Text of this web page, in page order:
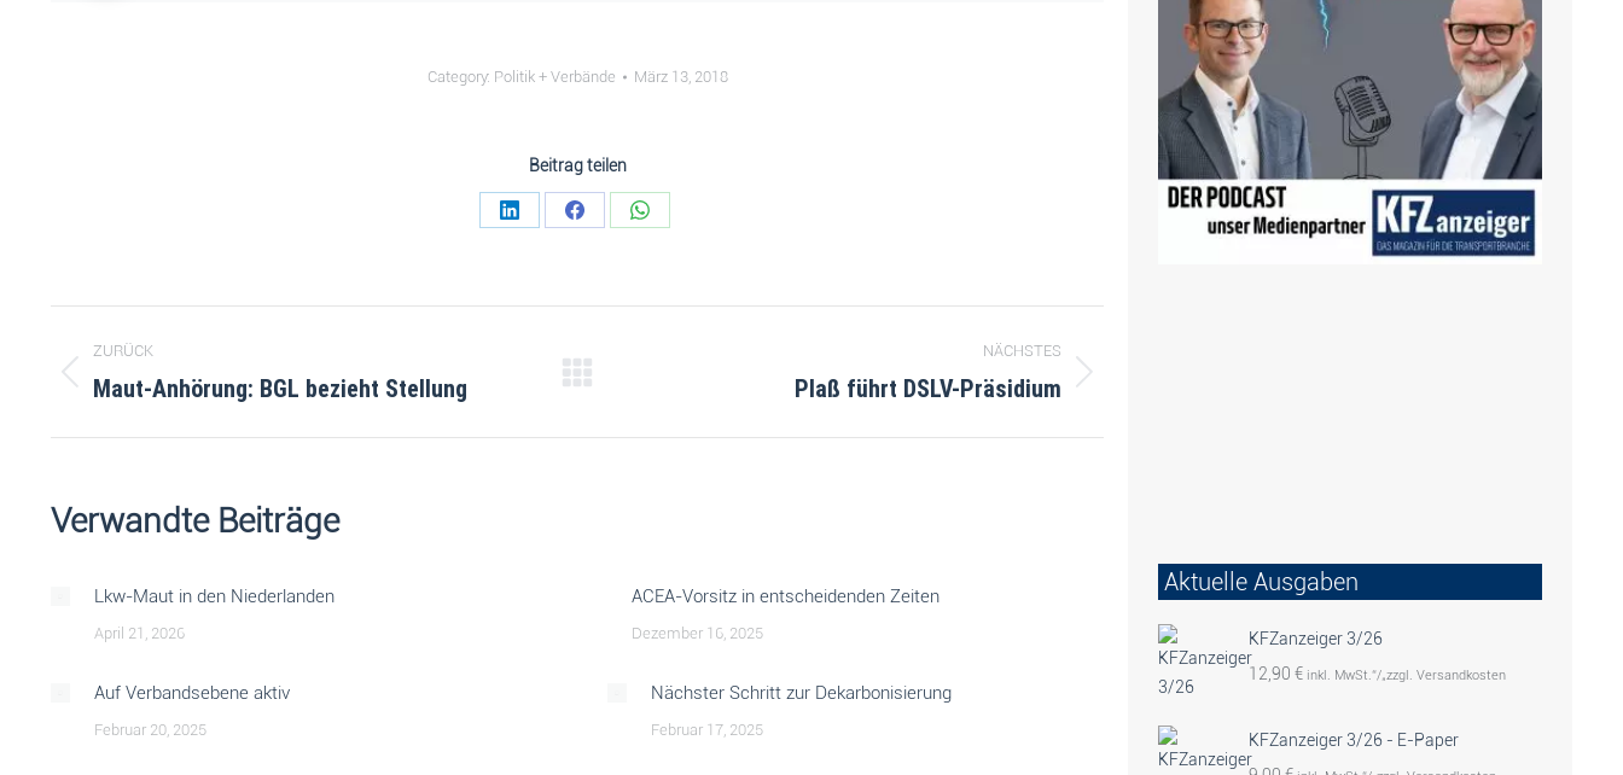
Category: Politik + Verbände März 13, 2018
Beitrag teilen
ZURÜCK
Maut-Anhörung: BGL bezieht Stellung
NÄCHSTES
Plaß führt DSLV-Präsidium
Verwandte Beiträge
Lkw-Maut in den Niederlanden
April 21, 2026
ACEA-Vorsitz in entscheidenden Zeiten
Dezember 16, 2025
Auf Verbandsebene aktiv
Februar 20, 2025
Nächster Schritt zur Dekarbonisierung
Februar 17, 2025
Aktuelle Ausgaben
KFZanzeiger 3/26
12,90 € inkl. MwSt.“/„zzgl. Versandkosten
KFZanzeiger 3/26 - E-Paper